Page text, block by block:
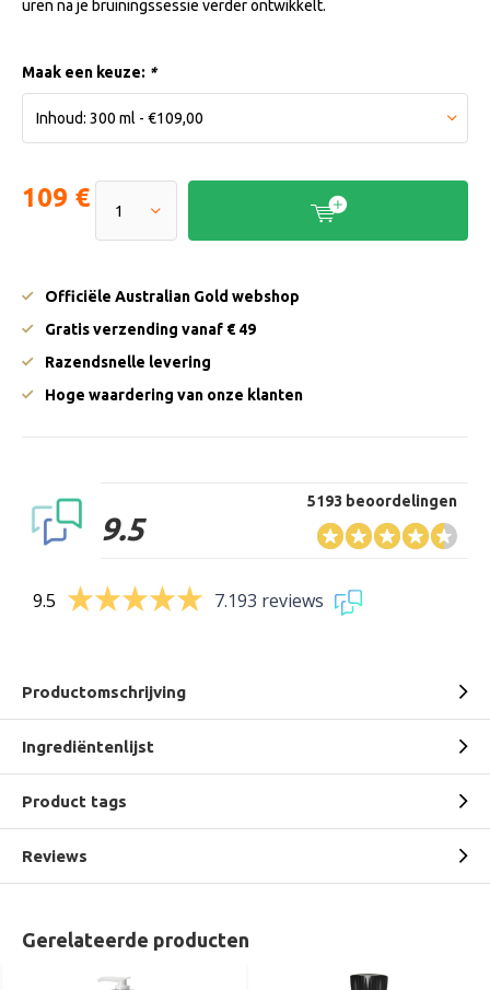
uren na je bruiningssessie verder ontwikkelt.
Maak een keuze: *
109 €
Officiële Australian Gold webshop
Gratis verzending vanaf € 49
Razendsnelle levering
Hoge waardering van onze klanten
9.5
5193 beoordelingen
9.5 7.193 reviews
Productomschrijving
Ingrediëntenlijst
Product tags
Reviews
Gerelateerde producten